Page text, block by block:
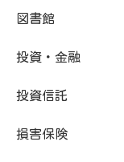
図書館
投資・金融
投資信託
損害保険